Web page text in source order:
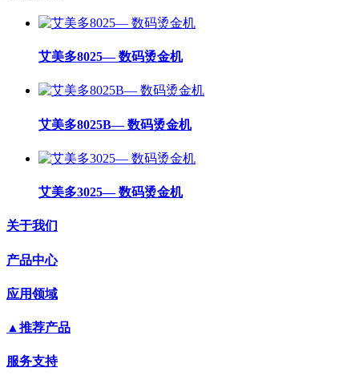
艾美多8025— 数码烫金机
艾美多8025B— 数码烫金机
艾美多3025— 数码烫金机
关于我们
产品中心
应用领域
▲推荐产品
服务支持